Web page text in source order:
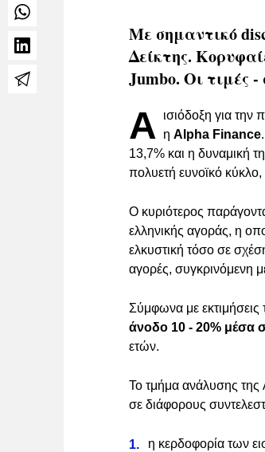
Με σημαντικό
Δείκτης.
Jumbo. Οι τιμές -
Α ισιόδοξη για την
η Alpha Finance
13,7% και η δυναμική
πολυετή ευνοϊκό
Ο κυριότερος
ελληνικής αγοράς, η
ελκυστική τόσο σε
αγορές, συγκρινόμενη
Σύμφωνα με
άνοδο 10 - 20% μέσα
ετών.
Το τμήμα ανάλυσης της
σε διάφορους
η κερδοφορία των